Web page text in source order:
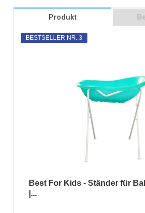
Produkt
BESTSELLER NR. 3
Best For Kids - Ständer für
|...